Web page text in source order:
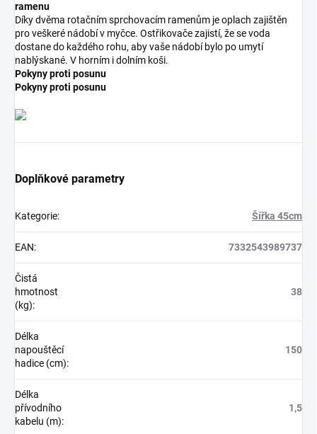
ramenu
Díky dvěma rotačním sprchovacím ramenům je oplach zajištěn
pro veškeré nádobí v myčce. Ostřikovače zajistí, že se voda
dostane do každého rohu, aby vaše nádobí bylo po umytí
nablýskané. V horním i dolním koši.
Pokyny proti posunu
Pokyny proti posunu
Doplňkové parametry
Kategorie: Šířka 45cm
EAN: 7332543989737
Čistá
hmotnost
(kg):
38
Délka
napouštěcí
hadice (cm):
150
Délka
přívodního
kabelu (m):
1,5